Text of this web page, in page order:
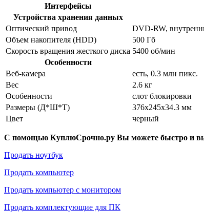
Интерфейсы
Устройства хранения данных
Оптический привод
DVD-RW,
Объем накопителя (HDD)
500 Гб
Скорость вращения жесткого диска 5400 об/мин
Особенности
Веб-камера
есть, 0.3 млн пикс.
Вес
2.6 кг
Особенности
слот блокировки
Размеры (Д*Ш*Т)
376x245x34.3 мм
Цвет
черный
С помощью КуплюСрочно.ру Вы можете быстро и
Продать ноутбук
Продать компьютер
Продать компьютер с монитором
Продать комплектующие для ПК